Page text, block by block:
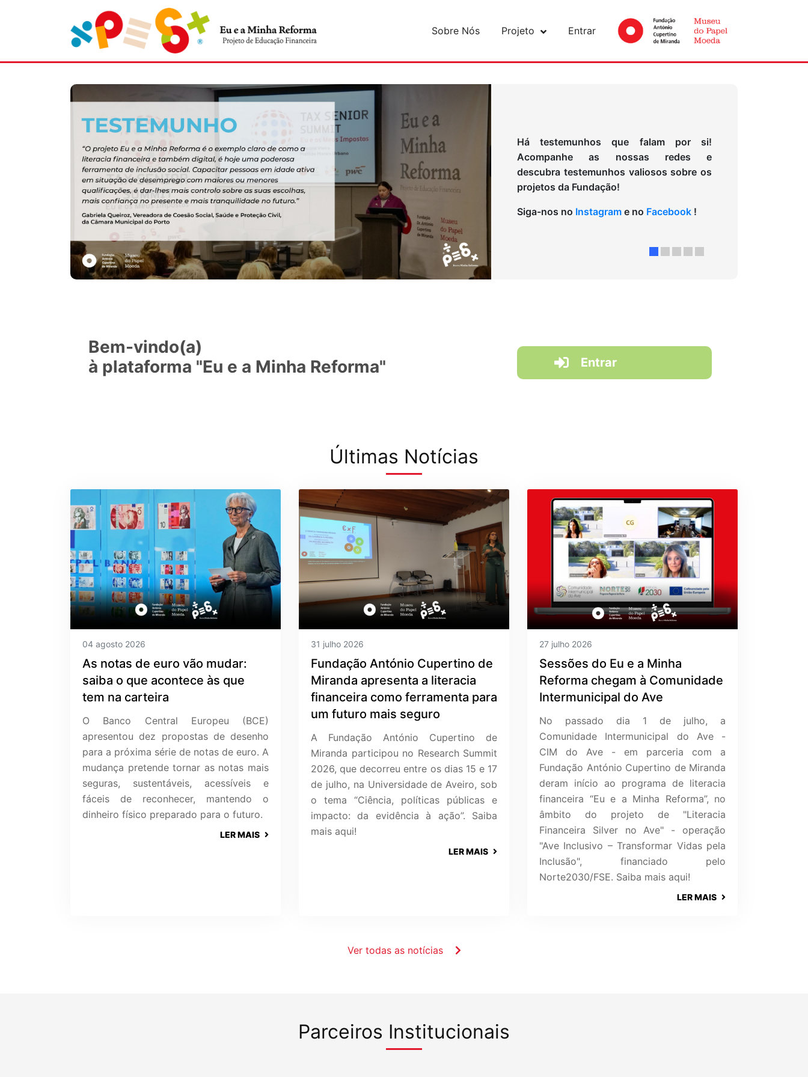
Sobre Nós Projeto Entrar
Há testemunhos que falam por si!
Acompanhe as nossas redes e
descubra testemunhos valiosos sobre os
projetos da Fundação!
Siga-nos no Instagram e no Facebook !
Bem-vindo(a)
à plataforma "Eu e a Minha Reforma"
Entrar
Últimas Notícias
04 agosto 2026
As notas de euro vão mudar:
saiba o que acontece às que
tem na carteira
O Banco Central Europeu (BCE)
apresentou dez propostas de desenho
para a próxima série de notas de euro. A
mudança pretende tornar as notas mais
seguras, sustentáveis, acessíveis e
fáceis de reconhecer, mantendo o
dinheiro físico preparado para o futuro.
LER MAIS
31 julho 2026
Fundação António Cupertino de
Miranda apresenta a literacia
financeira como ferramenta para
um futuro mais seguro
A Fundação António Cupertino de
Miranda participou no Research Summit
2026, que decorreu entre os dias 15 e 17
de julho, na Universidade de Aveiro, sob
o tema “Ciência, políticas públicas e
impacto: da evidência à ação”. Saiba
mais aqui!
LER MAIS
27 julho 2026
Sessões do Eu e a Minha
Reforma chegam à Comunidade
Intermunicipal do Ave
No passado dia 1 de julho, a
Comunidade Intermunicipal do Ave -
CIM do Ave - em parceria com a
Fundação António Cupertino de Miranda
deram início ao programa de literacia
financeira “Eu e a Minha Reforma”, no
âmbito do projeto de "Literacia
Financeira Silver no Ave" - operação
"Ave Inclusivo – Transformar Vidas pela
Inclusão", financiado pelo
Norte2030/FSE. Saiba mais aqui!
LER MAIS
Ver todas as notícias
Parceiros Institucionais